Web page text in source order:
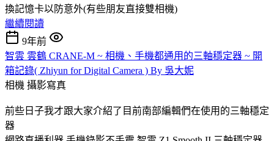
換記憶卡以防意外(有些朋友直接雙相機)
繼續閱讀
9年前
智雲 雲鶴 CRANE-M ~ 相機、手機都通用的三軸穩定器 ~ 開
箱記錄( Zhiyun for Digital Camera ) By 吳大妮
相機 攝影寫真
前些日子我才跟大家介紹了目前南部編輯們在使用的三軸穩定
器